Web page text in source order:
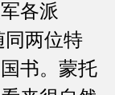
各派
同两位特
书。蒙托